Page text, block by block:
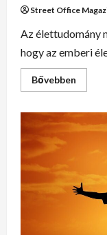
Street Office
Az élettudomány
hogy az emberi
Bővebben